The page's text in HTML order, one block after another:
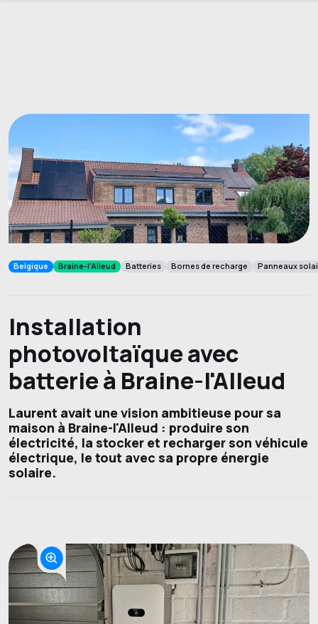
Belgique Braine-l'Alleud Batteries Bornes de recharge Panneaux
Installation
photovoltaïque avec
batterie à Braine-l'Alleud
Laurent avait une vision ambitieuse pour sa
maison à Braine-l'Alleud : produire son
électricité, la stocker et recharger son véhicule
électrique, le tout avec sa propre énergie
solaire.